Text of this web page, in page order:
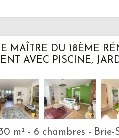
MAÎTRE DU 18ÈME
AVEC PISCINE,
m² - 6 chambres -